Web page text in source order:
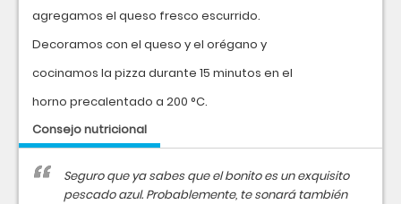
agregamos el queso fresco escurrido.
Decoramos con el queso y el orégano y
cocinamos la pizza durante 15 minutos en el
horno precalentado a 200 °C.
Consejo nutricional
Seguro que ya sabes que el bonito es un exquisito
pescado azul. Probablemente, te sonará también